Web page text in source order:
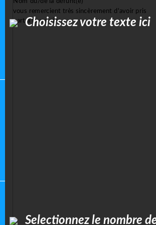
Choisissez votre texte ici
Selectionnez le nombre
vous remercient très sincèrement d'avoir pris
part à leur peine.